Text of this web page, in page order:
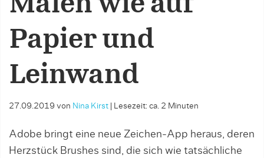
Papier und
Leinwand
27.09.2019 von Nina Kirst Lesezeit: ca. 2 Minuten
Adobe bringt eine neue Zeichen-App heraus, deren
Herzstück Brushes sind, die sich wie tatsächliche